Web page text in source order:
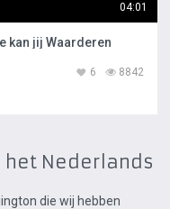
04:01
kan jij Waarderen
8842
6
Nederlands
die wij hebben